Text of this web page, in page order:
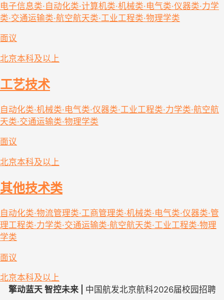
电子信息类·自动化类·计算机类·机械类·电气类·仪器类·力学
类·交通运输类·航空航天类·工业工程类·物理学类
面议
北京本科及以上
工艺技术
自动化类·机械类·电气类·仪器类·工业工程类·力学类·航空航
天类·交通运输类·物理学类
面议
北京本科及以上
其他技术类
自动化类·物流管理类·工商管理类·机械类·电气类·仪器类·管
理工程类·力学类·交通运输类·航空航天类·工业工程类·物理
学类
面议
北京本科及以上
擎动蓝天 智控未来 | 中国航发北京航科2026届校园招聘